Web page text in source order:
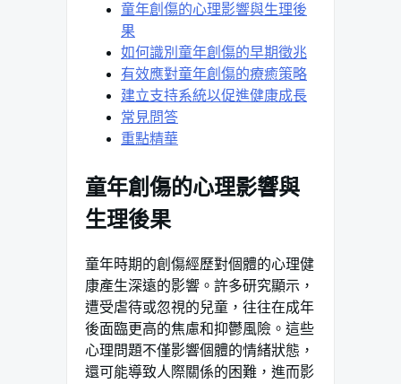
童年創傷的心理影響與生理後
果
如何識別童年創傷的早期徵兆
有效應對童年創傷的療癒策略
建立支持系統以促進健康成長
常見問答
重點精華
童年創傷的心理影響與
生理後果
童年時期的創傷經歷對個體的心理健
康產生深遠的影響。許多研究顯示，
遭受虐待或忽視的兒童，往往在成年
後面臨更高的焦慮和抑鬱風險。這些
心理問題不僅影響個體的情緒狀態，
還可能導致人際關係的困難，進而影